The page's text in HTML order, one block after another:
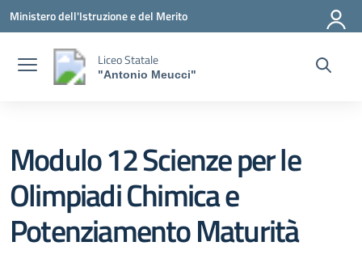
Ministero dell'Istruzione e del Merito
Liceo Statale
"Antonio Meucci"
Modulo 12 Scienze per le
Olimpiadi Chimica e
Potenziamento Maturità